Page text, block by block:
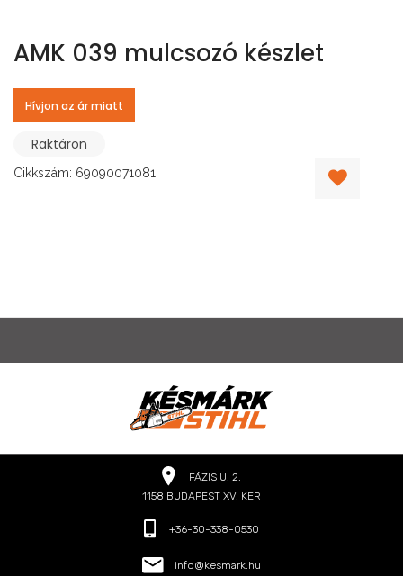
AMK 039 mulcsozó készlet
Hívjon az ár miatt
Raktáron
Cikkszám: 69090071081
FÁZIS U. 2.
1158 BUDAPEST XV. KER
+36-30-338-0530
info@kesmark.hu